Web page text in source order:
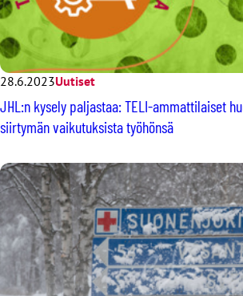
28.6.2023Uutiset
JHL:n kysely paljastaa: TELI-ammattilaiset
siirtymän vaikutuksista työhönsä